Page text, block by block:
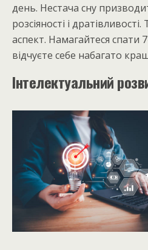
день. Нестача сну
розсіяності і
аспект. Намагайтеся спати
відчуєте себе набагато
Інтелектуальний